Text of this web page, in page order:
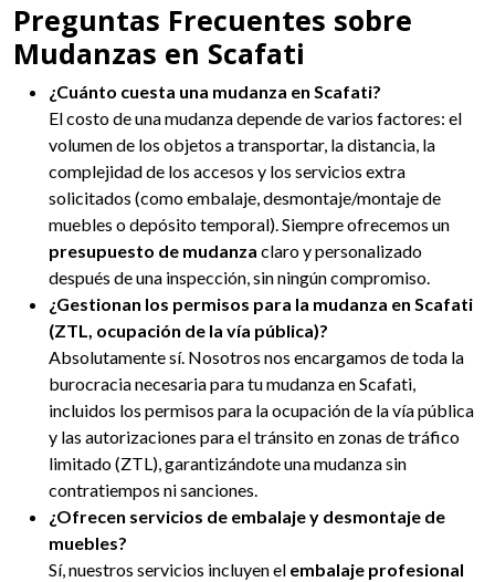
Preguntas Frecuentes sobre
Mudanzas en Scafati
¿Cuánto cuesta una mudanza en Scafati?
El costo de una mudanza depende de varios factores: el
volumen de los objetos a transportar, la distancia, la
complejidad de los accesos y los servicios extra
solicitados (como embalaje, desmontaje/montaje de
muebles o depósito temporal). Siempre ofrecemos un
presupuesto de mudanza claro y personalizado
después de una inspección, sin ningún compromiso.
¿Gestionan los permisos para la mudanza en Scafati
(ZTL, ocupación de la vía pública)?
Absolutamente sí. Nosotros nos encargamos de toda la
burocracia necesaria para tu mudanza en Scafati,
incluidos los permisos para la ocupación de la vía pública
y las autorizaciones para el tránsito en zonas de tráfico
limitado (ZTL), garantizándote una mudanza sin
contratiempos ni sanciones.
¿Ofrecen servicios de embalaje y desmontaje de
muebles?
Sí, nuestros servicios incluyen el embalaje profesional